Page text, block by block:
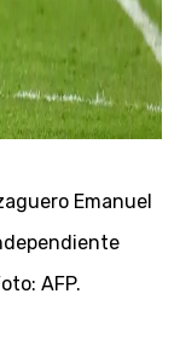
Emanuel
AFP.